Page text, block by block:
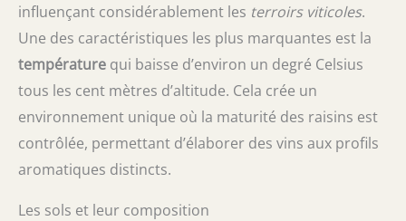
influençant considérablement les terroirs viticoles.
Une des caractéristiques les plus marquantes est la
température qui baisse d’environ un degré Celsius
tous les cent mètres d’altitude. Cela crée un
environnement unique où la maturité des raisins est
contrôlée, permettant d’élaborer des vins aux profils
aromatiques distincts.
Les sols et leur composition